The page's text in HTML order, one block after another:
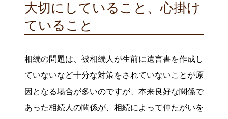
大切にしていること、心掛け
ていること
相続の問題は、被相続人が生前に遺言書を作成し
ていないなど十分な対策をされていないことが原
因となる場合が多いのですが、本来良好な関係で
あった相続人の関係が、相続によって仲たがいを